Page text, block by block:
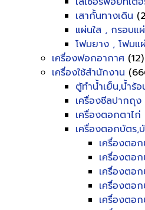
เสากั้นทางเดิน
แผ่นใส , กรอบแ
โฟมยาง , โฟมแ
เครื่องฟอกอากาศ (12)
เครื่องใช้สำนักงาน
ตู้ทำน้ำเย็น,น้ำร้อ
เครื่องซีลปากถุง
เครื่องตอกตาไก่
เครื่องตอกบัตร
เครื่องตอ
เครื่องตอ
เครื่องตอ
เครื่องตอ
เครื่องตอ